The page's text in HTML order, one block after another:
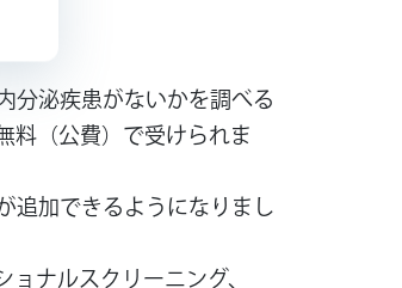
分泌疾患がないかを調べる
料（公費）で受けられま
追加できるようになりまし
ナルスクリーニング、